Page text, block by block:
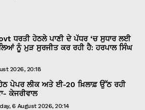
ਧਰਤੀ ਹੇਠਲੇ ਪਾਣੀ ਦੇ ਪੱਧਰ ‘ਚ ਸੁਧਾਰ ਲਈ
ਨੂੰ ਮੁੜ ਸੁਰਜੀਤ ਕਰ ਰਹੀ ਹੈ: ਹਰਪਾਲ ਸਿੰਘ
2026, 20:18
ਪੇਪਰ ਲੀਕ ਅਤੇ ਈ-20 ਖ਼ਿਲਾਫ਼ ਉੱਠ ਰਹੀ
ਕੇਜਰੀਵਾਲ
6 August 2026, 20:14